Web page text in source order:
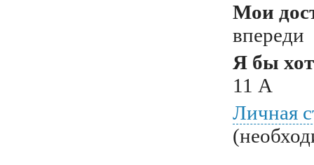
Мои
впереди
Я бы
11 А
Личная